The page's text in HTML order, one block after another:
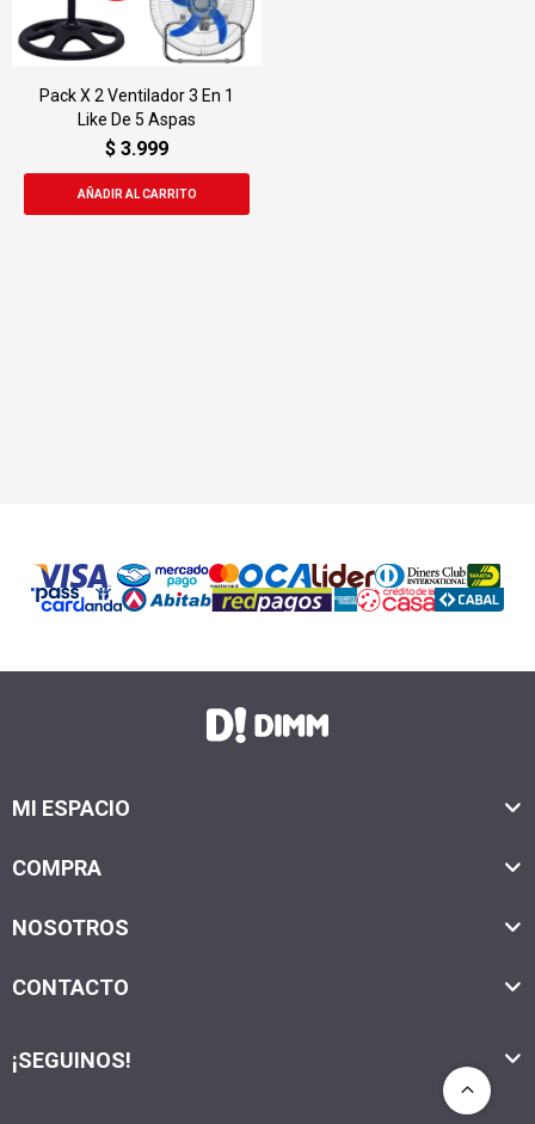
Pack X 2 Ventilador 3 En 1
Like De 5 Aspas
$ 3.999
MI ESPACIO
COMPRA
NOSOTROS
CONTACTO
¡SEGUINOS!